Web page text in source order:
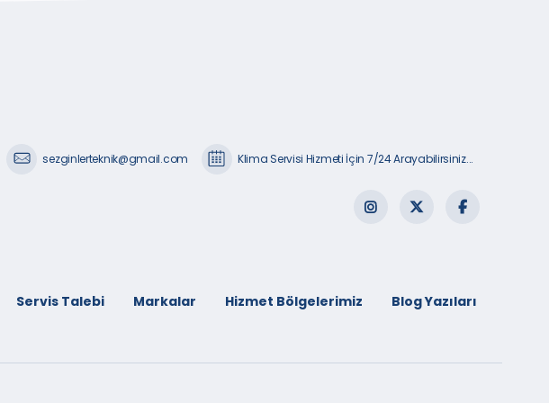
sezginlerteknik@gmail.com Klima Servisi Hizmeti İçin 7/24 Arayabilirsiniz...
Servis Talebi Markalar Hizmet Bölgelerimiz Blog Yazıları